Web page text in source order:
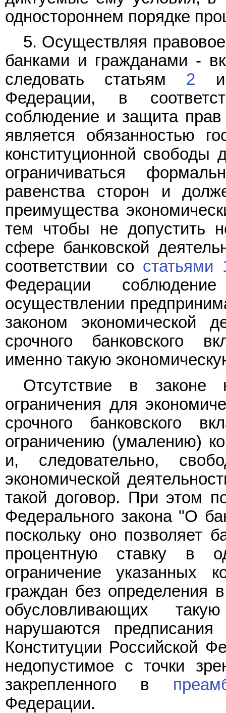
одностороннем порядке
5. Осуществляя
банками и гражданами -
следовать статьям 2
Федерации, в
соблюдение и защита
является обязанностью
конституционной свободы
ограничиваться
равенства сторон и
преимущества
тем чтобы не допустить
сфере банковской
соответствии со статьями
Федерации
осуществлении
законом экономической
срочного банковского
именно такую
Отсутствие в законе
ограничения для
срочного банковского
ограничению (умалению)
и, следовательно,
экономической
такой договор. При этом
Федерального закона "О
поскольку оно позволяет
процентную ставку в
ограничение указанных
граждан без определения
обусловливающих
нарушаются
Конституции Российской
недопустимое с точки
закрепленного в
Федерации.